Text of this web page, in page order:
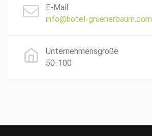
E-Mail:
info@hotel-gruenerbaum.com
Unternehmensgröße
50-100